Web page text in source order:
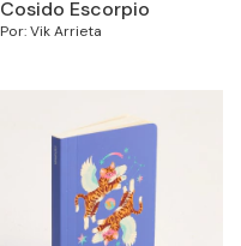
Cosido Escorpio
Por: Vik Arrieta